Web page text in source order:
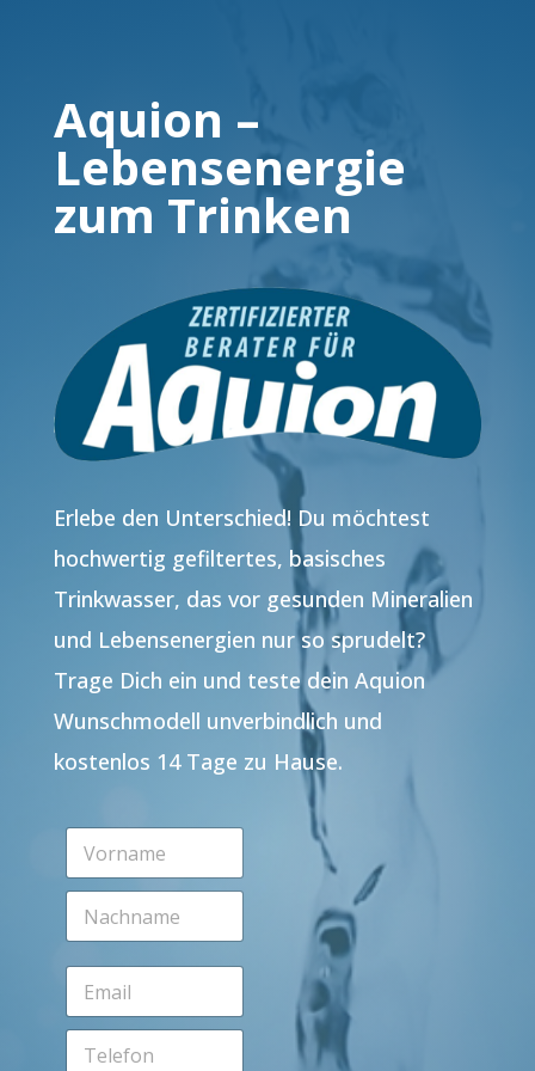
Aquion –
Lebensenergie
zum Trinken
Erlebe den Unterschied! Du möchtest
hochwertig gefiltertes, basisches
Trinkwasser, das vor gesunden Mineralien
und Lebensenergien nur so sprudelt?
Trage Dich ein und teste dein Aquion
Wunschmodell unverbindlich und
kostenlos 14 Tage zu Hause.
V
r
m
e
N
c
h
a
m
E
a
T